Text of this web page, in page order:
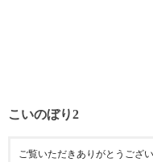
こいのぼり2
ご覧いただきありがとうござ